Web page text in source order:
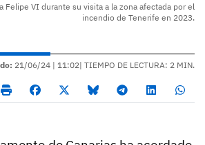
Felipe VI durante su visita a la zona afectada por el
incendio de Tenerife en 2023.
21/06/24 | 11:02| TIEMPO DE LECTURA: 2 MIN.